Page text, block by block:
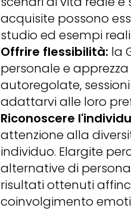
acquisite possono
studio ed esempi
Offrire flessibilità: la
personale e
autoregolate,
adattarvi alle loro
Riconoscere
attenzione alla
individuo. Elargite
alternative di
risultati ottenuti
coinvolgimento